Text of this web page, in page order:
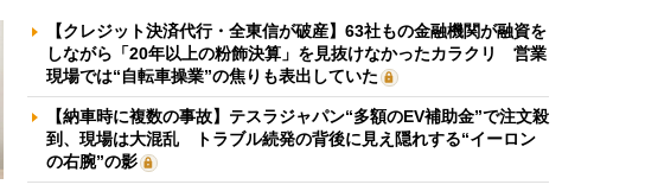
【クレジット決済代行・全東信が破産】63社もの金融機関が融資を
しながら「20年以上の粉飾決算」を見抜けなかったカラクリ 営業
現場では“自転車操業”の焦りも表出していた
【納車時に複数の事故】テスラジャパン“多額のEV補助金”で注文殺
到、現場は大混乱 トラブル続発の背後に見え隠れする“イーロン
の右腕”の影